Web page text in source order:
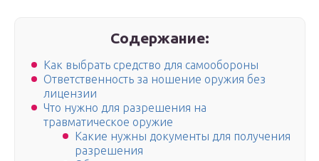
Содержание:
Как выбрать средство для самообороны
Ответственность за ношение оружия без
лицензии
Что нужно для разрешения на
травматическое оружие
Какие нужны документы для получения
разрешения